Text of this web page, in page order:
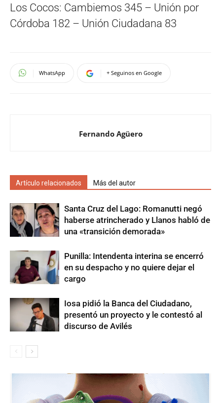
Los Cocos: Cambiemos 345 – Unión por
Córdoba 182 – Unión Ciudadana 83
WhatsApp + Seguinos en Google
Fernando Agüero
Artículo relacionados Más del autor
Santa Cruz del Lago: Romanutti negó
haberse atrincherado y Llanos habló de
una «transición demorada»
Punilla: Intendenta interina se encerró
en su despacho y no quiere dejar el
cargo
Iosa pidió la Banca del Ciudadano,
presentó un proyecto y le contestó al
discurso de Avilés